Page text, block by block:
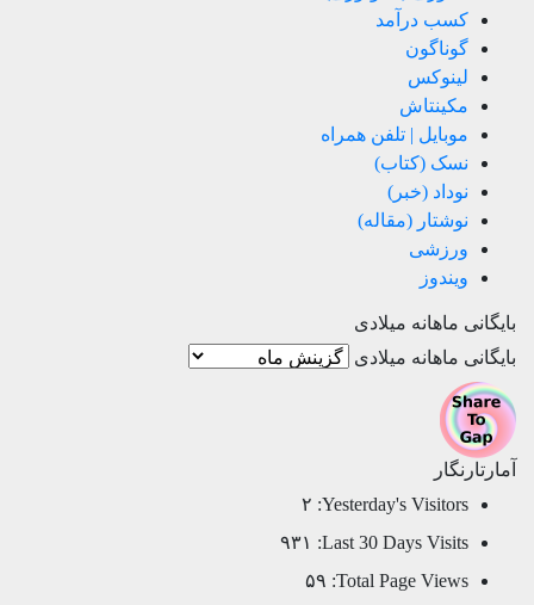
کسب درآمد
گوناگون
لینوکس
مکینتاش
موبایل | تلفن همراه
نسک (کتاب)
نوداد (خبر)
نوشتار (مقاله)
ورزشی
ویندوز
بایگانی ماهانه میلادی
بایگانی ماهانه میلادی
آمارتارنگار
Yesterday's Visitors: ۲
Last 30 Days Visits:
۹۳۱
Total Page Views: ۵۹